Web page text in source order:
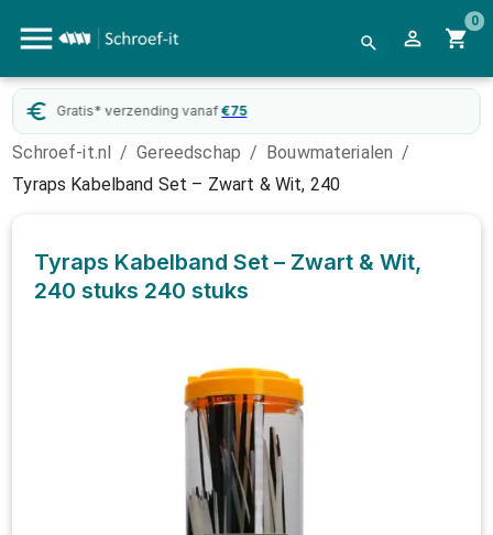
0
Gratis* verzending vanaf €75
Schroef-it.nl / Gereedschap / Bouwmaterialen /
Tyraps Kabelband Set – Zwart & Wit, 240
Tyraps Kabelband Set – Zwart & Wit,
240 stuks 240 stuks